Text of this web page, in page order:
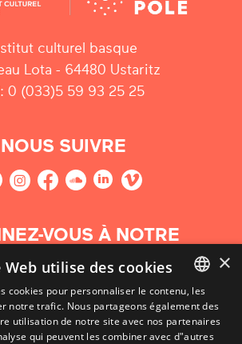
culturel basque
Lota - 64480 Ustaritz
0 (033)5 59 93 25 25
NOUS SUIVRE
VOUS À NOTRE
NEWSLETTER
S'abonner
BASQUE
FRENCH
×
Web utilise des cookies
cookies pour personnaliser le contenu, les
notre trafic. Nous partageons également des
utilisation de notre site avec nos partenaires
qui peuvent les combiner avec d"autres